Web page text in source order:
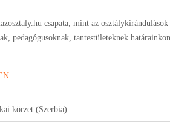
csapata, mint az
pedagógusoknak, tantestületeknek
körzet (Szerbia)